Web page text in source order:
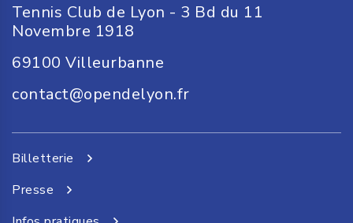
Tennis Club de Lyon - 3 Bd du 11
Novembre 1918
69100 Villeurbanne
contact@opendelyon.fr
Billetterie
Presse